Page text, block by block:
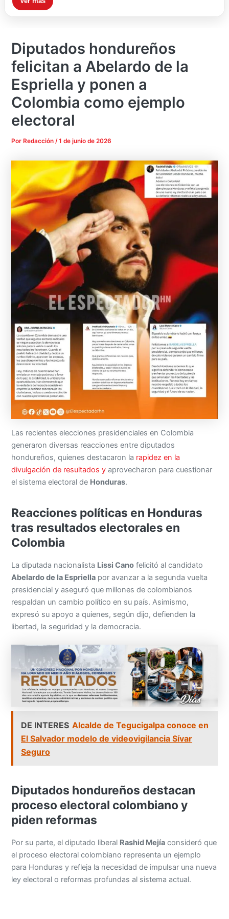
Diputados hondureños
felicitan a Abelardo de la
Espriella y ponen a
Colombia como ejemplo
electoral
Por Redacción/1 de junio de 2026
Las recientes elecciones presidenciales en Colombia
generaron diversas reacciones entre diputados
hondureños, quienes destacaron la rapidez en la
divulgación de resultados yaprovecharon para cuestionar
el sistema electoral de Honduras.
Reacciones políticas en Honduras
tras resultados electorales en
Colombia
La diputada nacionalista Lissi Cano felicitó al candidato
Abelardo de la Espriella por avanzar a la segunda vuelta
presidencial y aseguró que millones de colombianos
respaldan un cambio político en su país. Asimismo,
expresó su apoyo a quienes, según dijo, defienden la
libertad, la seguridad y la democracia.
DE INTERES Alcalde de Tegucigalpa conoce en
El Salvador modelo de videovigilancia Sívar
Seguro
Diputados hondureños destacan
proceso electoral colombiano y
piden reformas
Por su parte, el diputado liberal Rashid Mejía consideró que
el proceso electoral colombiano representa un ejemplo
para Honduras y refleja la necesidad de impulsar una nueva
ley electoral o reformas profundas al sistema actual.